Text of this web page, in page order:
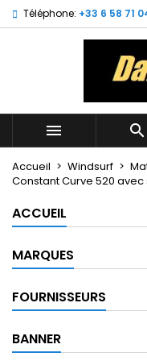
Téléphone: +33 6 58 71
 
Accueil Windsurf
Constant Curve 520
ACCUEIL
MARQUES
FOURNISSEURS
BANNER
My wishlists
Create new list
Créer une
Nom de la liste
Connexion
Vous devez être